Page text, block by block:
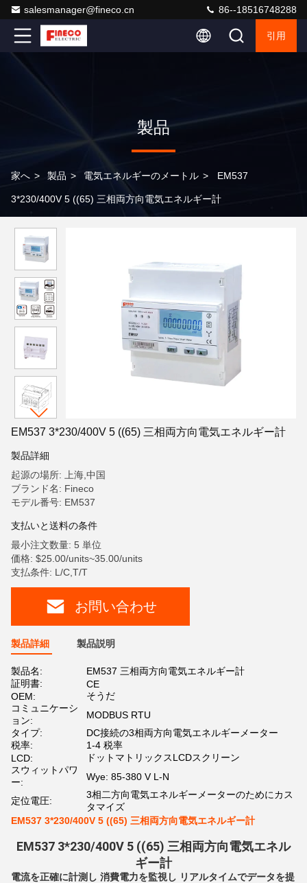
salesmanager@fineco.cn 86--18516748288
引用
製品
家へ > 製品 > 電気エネルギーのメートル > EM537
3*230/400V 5 ((65) 三相両方向電気エネルギー計
EM537 3*230/400V 5 ((65) 三相両方向電気エネルギー計
製品詳細
起源の場所: 上海,中国
ブランド名: Fineco
モデル番号: EM537
支払いと送料の条件
最小注文数量: 5 単位
価格: $25.00/units~35.00/units
支払条件: L/C,T/T
お問い合わせ
製品詳細 製品説明
製品名:
EM537 三相両方向電気エネルギー計
証明書:
CE
OEM:
そうだ
コミュニケーシ
ョン:
MODBUS RTU
タイプ:
DC接続の3相両方向電気エネルギーメーター
税率:
1-4 税率
LCD:
ドットマトリックスLCDスクリーン
スウィットパワ
ー:
Wye: 85-380 V L-N
定位電圧:
3相二方向電気エネルギーメーターのためにカス
タマイズ
EM537 3*230/400V 5 ((65) 三相両方向電気エネルギー計
EM537 3*230/400V 5 ((65) 三相両方向電気エネル
ギー計
電流を正確に計測し 消費電力を監視し リアルタイムでデータを提